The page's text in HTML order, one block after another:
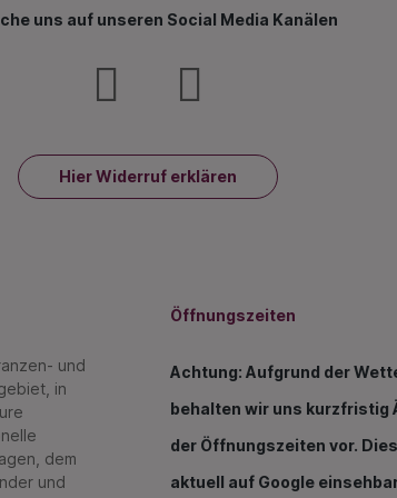
uns auf unseren Social Media Kanälen
Hier Widerruf erklären
und
in
dem
und
Öffnungszeiten
Achtung: Aufgrund der
behalten wir uns kurzfristig
der Öffnungszeiten vor.
aktuell auf Google